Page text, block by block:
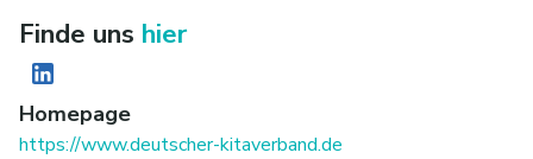
Finde uns hier
Homepage
https://www.deutscher-kitaverband.de